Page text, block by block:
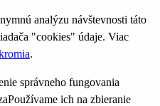
analýzu návštevnosti táto
"cookies" údaje. Viac
.
správneho fungovania
Používame ich na zbieranie